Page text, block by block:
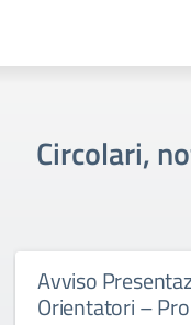
Circolari,
Avviso
Orientatori –